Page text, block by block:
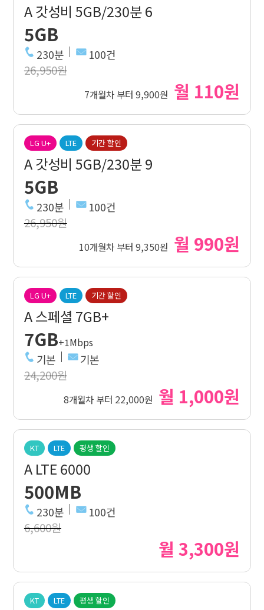
A 갓성비 5GB/230분 6
5GB
230분 100건
26,950원
7개월차 부터 9,900원 월 110원
LG U+ LTE 기간 할인
A 갓성비 5GB/230분 9
5GB
230분 100건
26,950원
10개월차 부터 9,350원 월 990원
LG U+ LTE 기간 할인
A 스페셜 7GB+
7GB+1Mbps
기본 기본
24,200원
8개월차 부터 22,000원 월 1,000원
KT LTE 평생 할인
A LTE 6000
500MB
230분 100건
6,600원
월 3,300원
KT LTE 평생 할인